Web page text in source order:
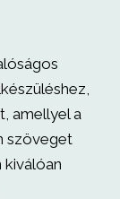
amellyel a
szöveget
kiválóan